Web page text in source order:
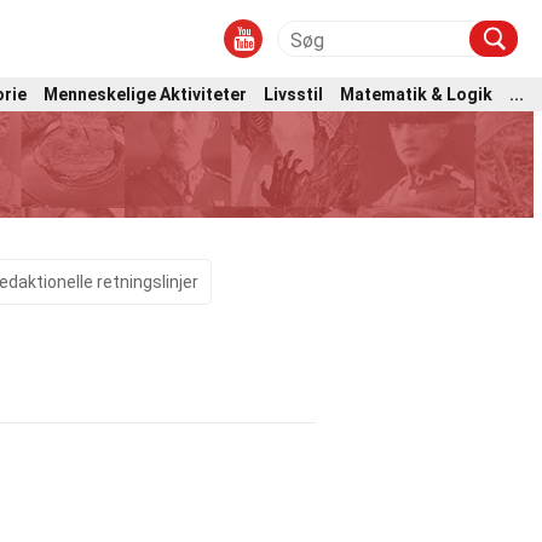
Menneskelige Aktiviteter Livsstil Matematik & Logik ...
retningslinjer